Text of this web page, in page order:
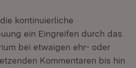
kontinuierliche
ein Eingreifen durch das
bei etwaigen ehr- oder
Kommentaren bis hin